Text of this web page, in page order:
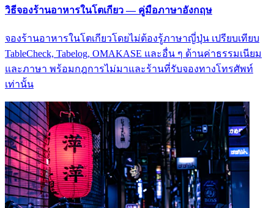
วิธีจองร้านอาหารในโตเกียว — คู่มือภาษาอังกฤษ
จองร้านอาหารในโตเกียวโดยไม่ต้องรู้ภาษาญี่ปุ่น เปรียบเทียบ
TableCheck, Tabelog, OMAKASE และอื่น ๆ ด้านค่าธรรมเนียม
และภาษา พร้อมกฎการไม่มาและร้านที่รับจองทางโทรศัพท์
เท่านั้น